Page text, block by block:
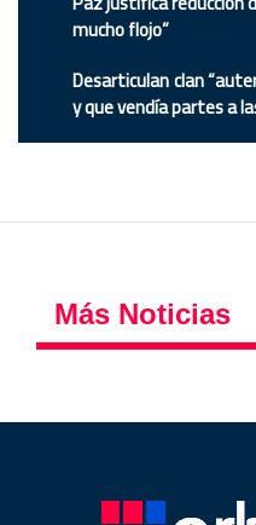
mucho flojo”
Desarticulan clan
y que vendía partes a
Más Noticias